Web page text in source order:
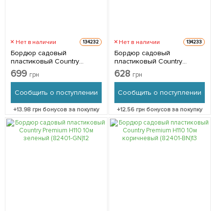
Нет в наличии 134232
Бордюр садовый
пластиковый Country
Standard H100 15м черный
(82952-15-BK)
699 грн
Сообщить о поступлении
+13.98 грн бонусов за покупку
Нет в наличии 134233
Бордюр садовый
пластиковый Country
Premium H110 10м черный
(82401-BK)
628 грн
Сообщить о поступлении
+12.56грн бонусов за покупку